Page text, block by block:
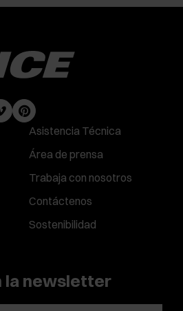
Asistencia Técnica
Área de prensa
Trabaja con nosotros
Contáctenos
Sostenibilidad
la newsletter